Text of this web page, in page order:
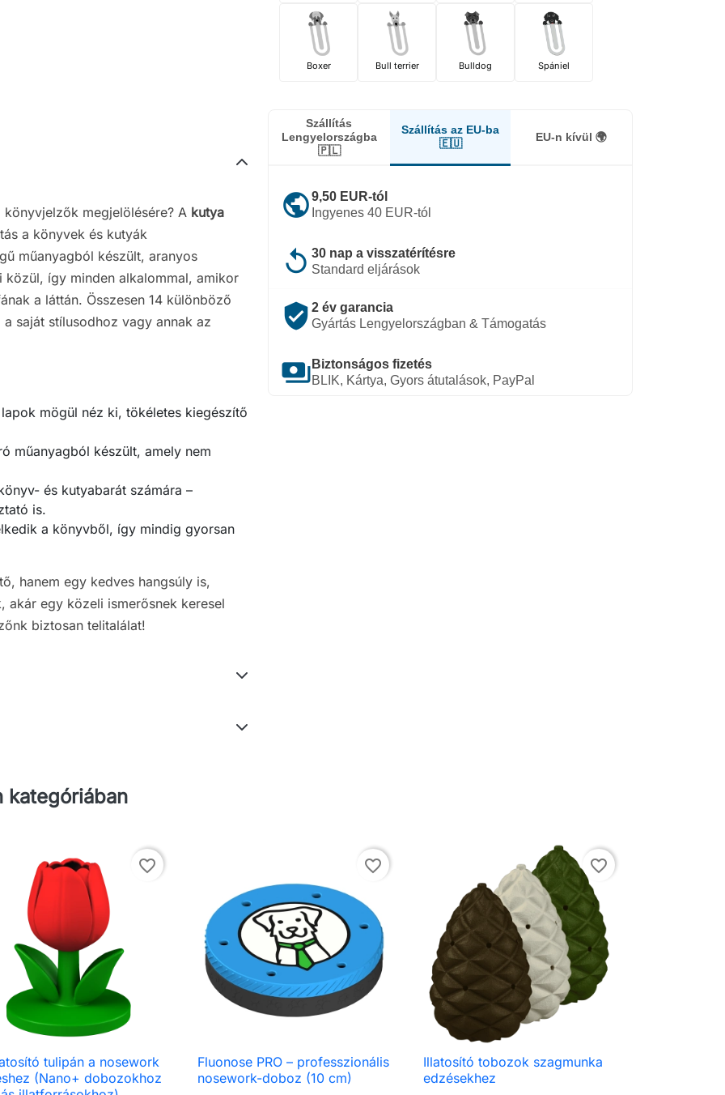
Boxer Bull terrier Bulldog Spániel
Szállítás
Lengyelországba
🇵🇱
Szállítás az EU-ba
🇪🇺
EU-n kívül 🌍
public9,50 EUR-tól
Ingyenes 40 EUR-tól
replay 30 nap a visszatérítésre
Standard eljárások
verified_user 2 év garancia
Gyártás Lengyelországban & Támogatás
payments Biztonságos fizetés
BLIK, Kártya, Gyors átutalások, PayPal
megjelölésére? A kutya
a könyvek és kutyák
műanyagból készült, aranyos
így minden alkalommal, amikor
a láttán. Összesen 14 különböző
saját stílusodhoz vagy annak az
mögül néz ki, tökéletes kiegészítő
műanyagból készült, amely nem
és kutyabarát számára –
is.
a könyvből, így mindig gyorsan
hanem egy kedves hangsúly is,
akár egy közeli ismerősnek keresel
biztosan telitalálat!
kategóriában
favorite_border
 Előnézet
tulipán a nosework
(Nano+ dobozokhoz
favorite_border
 Előnézet
Fluonose PRO – professzionális
nosework-doboz (10 cm)
favorite_border
 Előnézet
Illatosító tobozok szagmunka
edzésekhez